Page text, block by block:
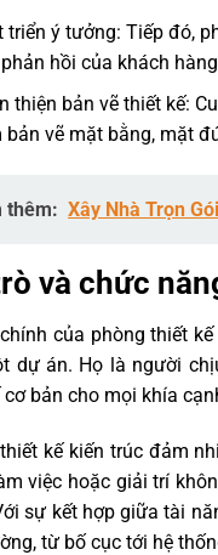
triển ý tưởng: Tiếp đó,
hồi của khách
thiện bản vẽ thiết kế:
bản vẽ mặt bằng, mặt
thêm: Xây Nhà Trọn
và chức
của phòng thiết
dự án. Họ là người
cơ bản cho mọi khía
kế kiến trúc đảm
việc hoặc giải trí
sự kết hợp giữa tài
từ bố cục tới hệ